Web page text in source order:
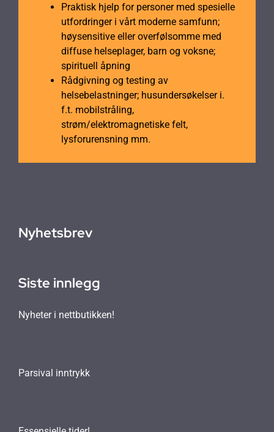
Praktisk hjelp for personer med spesielle
utfordringer i vårt moderne samfunn;
høysensitive eller overfølsomme med
diffuse helseplager, barn og voksne;
spirituell åpning
Rådgivning og testing av
helsebelastninger; husundersøkelser i.
f.t. mobilstråling,
strøm/elektromagnetiske felt,
lysforurensning mm.
Nyhetsbrev
Siste innlegg
Nyheter i nettbutikken!
Parsival inntrykk